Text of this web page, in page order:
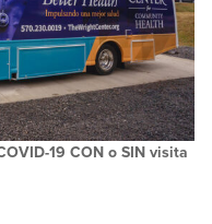
19 CON o SIN visita